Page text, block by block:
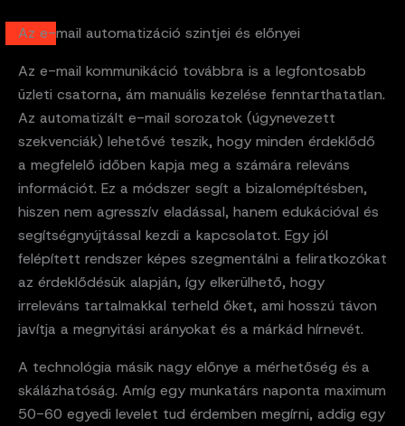
Az e-mail automatizáció szintjei és előnyei
Az e-mail kommunikáció továbbra is a legfontosabb
üzleti csatorna, ám manuális kezelése fenntarthatatlan.
Az automatizált e-mail sorozatok (úgynevezett
szekvenciák) lehetővé teszik, hogy minden érdeklődő
a megfelelő időben kapja meg a számára releváns
információt. Ez a módszer segít a bizalomépítésben,
hiszen nem agresszív eladással, hanem edukációval és
segítségnyújtással kezdi a kapcsolatot. Egy jól
felépített rendszer képes szegmentálni a feliratkozókat
az érdeklődésük alapján, így elkerülhető, hogy
irreleváns tartalmakkal terheld őket, ami hosszú távon
javítja a megnyitási arányokat és a márkád hírnevét.
A technológia másik nagy előnye a mérhetőség és a
skálázhatóság. Amíg egy munkatárs naponta maximum
50-60 egyedi levelet tud érdemben megírni, addig egy